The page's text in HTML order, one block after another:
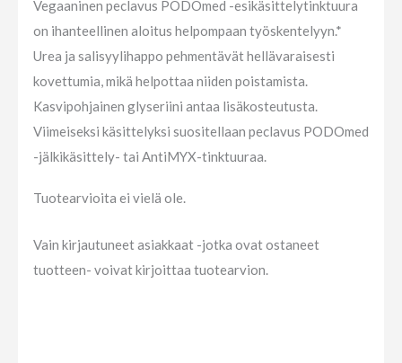
Vegaaninen peclavus PODOmed -esikäsittelytinktuura
on ihanteellinen aloitus helpompaan työskentelyyn.*
Urea ja salisyylihappo pehmentävät hellävaraisesti
kovettumia, mikä helpottaa niiden poistamista.
Kasvipohjainen glyseriini antaa lisäkosteutusta.
Viimeiseksi käsittelyksi suositellaan peclavus PODOmed
-jälkikäsittely- tai AntiMYX-tinktuuraa.
Tuotearvioita ei vielä ole.
Vain kirjautuneet asiakkaat -jotka ovat ostaneet
tuotteen- voivat kirjoittaa tuotearvion.